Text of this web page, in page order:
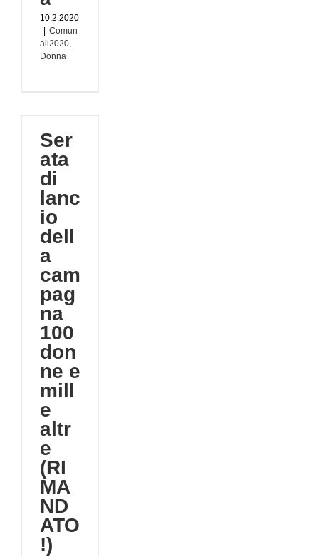
10.2.2020
Comun
ali2020,
Donna
Ser
ata
di
lanc
io
dell
a
cam
pag
na
100
don
ne e
mill
e
altr
e
(RI
MA
ND
ATO
!)